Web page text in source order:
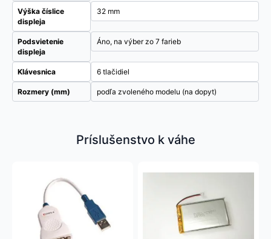
Výška číslice
displeja
32 mm
Podsvietenie
displeja
Áno, na výber zo 7 farieb
Klávesnica 6 tlačidiel
Rozmery (mm) podľa zvoleného modelu (na dopyt)
Príslušenstvo k váhe